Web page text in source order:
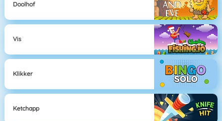
Doolhof
Vis
Klikker
Ketchapp